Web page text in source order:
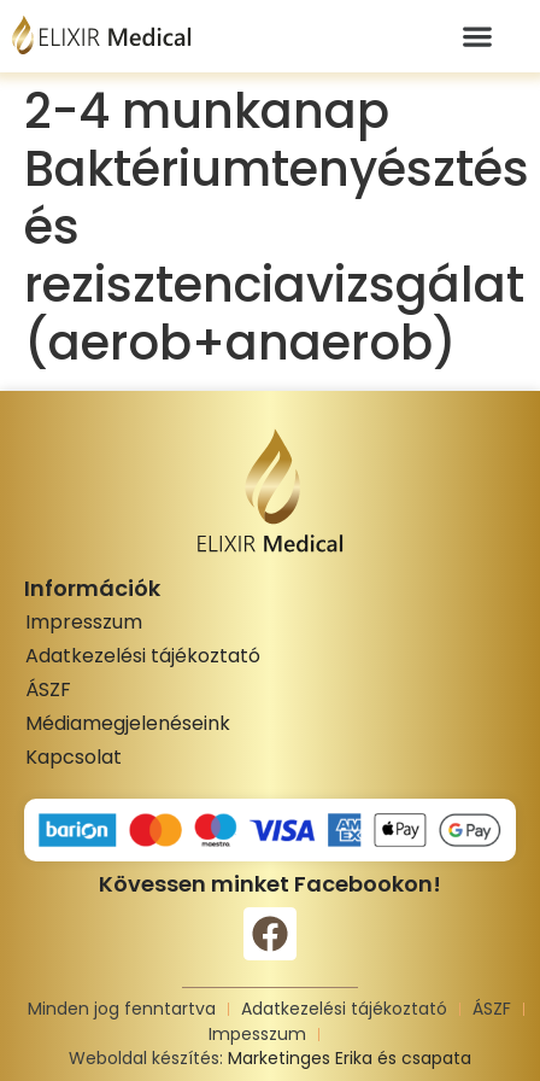
2-4 munkanap
Baktériumtenyésztés
és
rezisztenciavizsgálat
(aerob+anaerob)
Információk
Impresszum
Adatkezelési tájékoztató
ÁSZF
Médiamegjelenéseink
Kapcsolat
Kövessen minket Facebookon!
Minden jog fenntartva Adatkezelési tájékoztató
ÁSZF
Impesszum
Weboldal készítés: Marketinges Erika és csapata